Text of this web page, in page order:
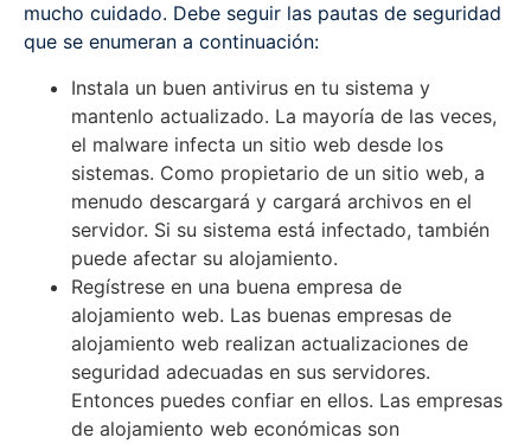
mucho cuidado. Debe seguir las pautas de seguridad
que se enumeran a continuación:
Instala un buen antivirus en tu sistema y
mantenlo actualizado. La mayoría de las veces,
el malware infecta un sitio web desde los
sistemas. Como propietario de un sitio web, a
menudo descargará y cargará archivos en el
servidor. Si su sistema está infectado, también
puede afectar su alojamiento.
Regístrese en una buena empresa de
alojamiento web. Las buenas empresas de
alojamiento web realizan actualizaciones de
seguridad adecuadas en sus servidores.
Entonces puedes confiar en ellos. Las empresas
de alojamiento web económicas son